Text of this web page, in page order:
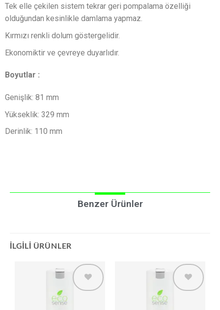
Tek elle çekilen sistem tekrar geri pompalama özelliği
olduğundan kesinlikle damlama yapmaz.
Kırmızı renkli dolum göstergelidir.
Ekonomiktir ve çevreye duyarlıdır.
Boyutlar :
Genişlik: 81 mm
Yükseklik: 329 mm
​​Derinlik: 110 mm
Benzer Ürünler
İLGILI ÜRÜNLER